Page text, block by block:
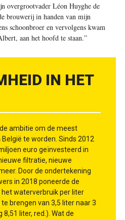
overgrootvader Léon Huyghe de
brouwerij in handen van mijn
schoonbroer en vervolgens kwam
aan het hoofd te staan.”
IN HET
ambitie om de meest
te worden. Sinds 2012
euro geïnvesteerd in
filtratie, nieuwe
Door de ondertekening
in 2018 poneerde de
waterverbruik per liter
brengen van 3,5 liter naar 3
8,51 liter, red.). Wat de